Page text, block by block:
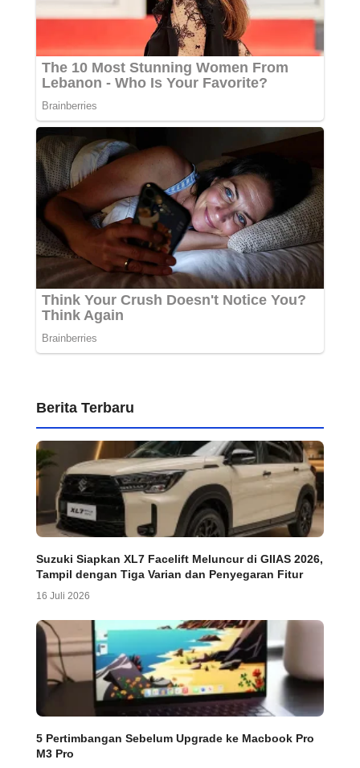
Berita Terbaru
Suzuki Siapkan XL7 Facelift Meluncur di GIIAS 2026,
Tampil dengan Tiga Varian dan Penyegaran Fitur
16 Juli 2026
5 Pertimbangan Sebelum Upgrade ke Macbook Pro
M3 Pro